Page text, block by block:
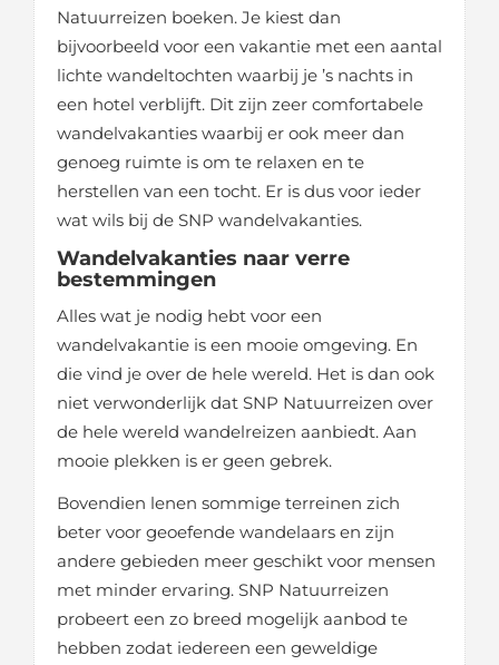
Natuurreizen boeken. Je kiest dan
bijvoorbeeld voor een vakantie met een aantal
lichte wandeltochten waarbij je ’s nachts in
een hotel verblijft. Dit zijn zeer comfortabele
wandelvakanties waarbij er ook meer dan
genoeg ruimte is om te relaxen en te
herstellen van een tocht. Er is dus voor ieder
wat wils bij de SNP wandelvakanties.
Wandelvakanties naar verre
bestemmingen
Alles wat je nodig hebt voor een
wandelvakantie is een mooie omgeving. En
die vind je over de hele wereld. Het is dan ook
niet verwonderlijk dat SNP Natuurreizen over
de hele wereld wandelreizen aanbiedt. Aan
mooie plekken is er geen gebrek.
Bovendien lenen sommige terreinen zich
beter voor geoefende wandelaars en zijn
andere gebieden meer geschikt voor mensen
met minder ervaring. SNP Natuurreizen
probeert een zo breed mogelijk aanbod te
hebben zodat iedereen een geweldige